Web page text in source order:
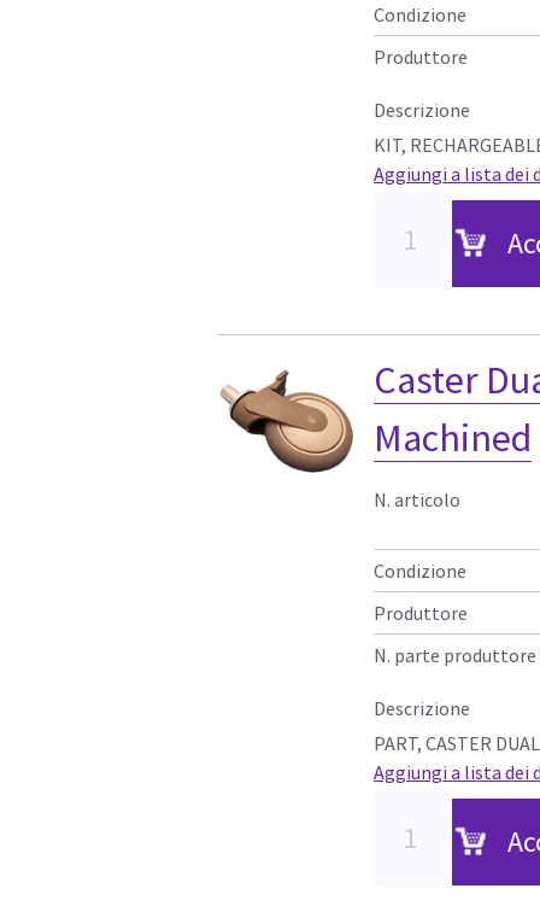
Condizione
Produttore
Descrizione
KIT,
Aggiungi a lista dei
Caster
Machined
N. articolo
Condizione
Produttore
N. parte produttore
Descrizione
PART, CASTER
Aggiungi a lista dei